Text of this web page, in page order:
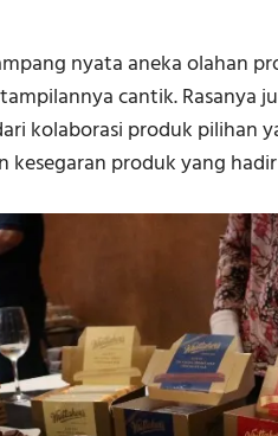
nyata aneka olahan
cantik. Rasanya
kolaborasi produk pilihan
kesegaran produk yang